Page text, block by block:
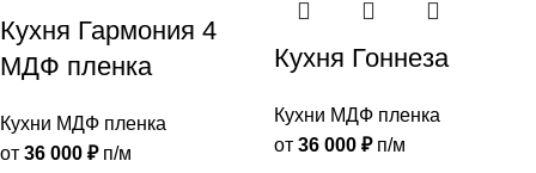
Кухня Гармония 4
МДФ пленка
Кухни МДФ пленка
от 36 000 ₽п/м
Кухня Гоннеза
Кухни МДФ пленка
от 36 000 ₽п/м